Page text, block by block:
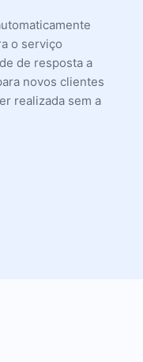
o serviço
de resposta a
novos clientes
realizada sem a